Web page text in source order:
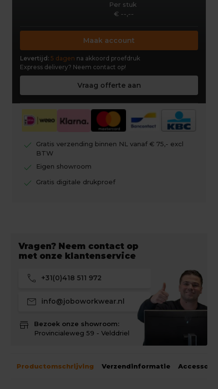
Per stuk
€ --,--
Maak account
Levertijd: 5 dagen na akkoord proefdruk
Express delivery? Neem contact op!
Vraag offerte aan
check
Gratis verzending binnen NL vanaf € 75,- excl
BTW
check Eigen showroom
check Gratis digitale drukproef
Vragen? Neem contact op
met onze klantenservice
call +31(0)418 511 972
mail info@joboworkwear.nl
store
Bezoek onze showroom:
Provincialeweg 59 - Velddriel
Productomschrijving Verzendinformatie